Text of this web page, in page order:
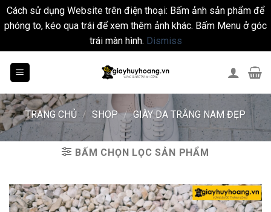
Cách sử dụng Website trên điện thoại: Bấm ảnh sản phẩm để
phóng to, kéo qua trái để xem thêm ảnh khác. Bấm Menu ở góc
trái màn hình. Dismiss
TRANG CHỦ / SHOP / GIÀY DA TRẮNG NAM ĐẸP
BẤM CHỌN LỌC SẢN PHẨM